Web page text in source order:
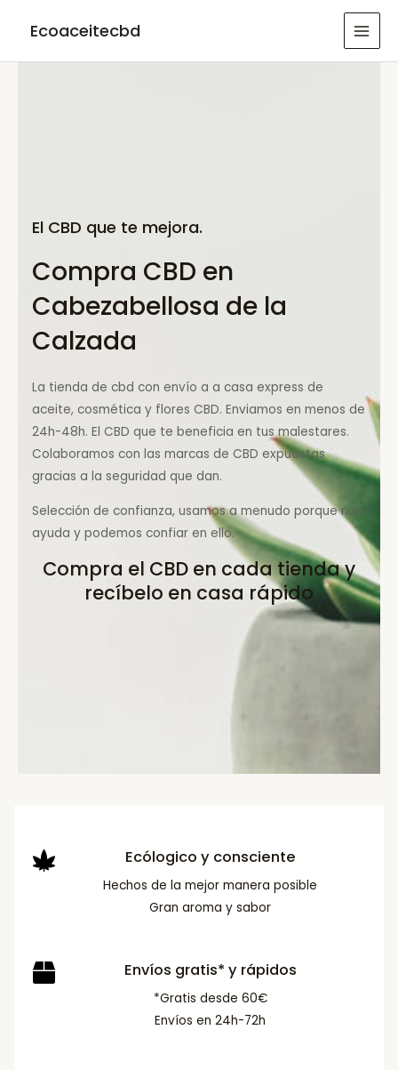
Ecoaceitecbd
El CBD que te mejora.
Compra CBD en
Cabezabellosa de la
Calzada
La tienda de cbd con envío a a casa express de
aceite, cosmética y flores CBD. Enviamos en menos de
24h-48h. El CBD que te beneficia en tus malestares.
Colaboramos con las marcas de CBD expuestas
gracias a la seguridad que dan.
Selección de confianza, usamos a menudo porque nos
ayuda y podemos confiar en ello.
Compra el CBD en cada tienda y
recíbelo en casa rápido
Ecólogico y consciente
Hechos de la mejor manera posible
Gran aroma y sabor
Envíos gratis* y rápidos
*Gratis desde 60€
Envíos en 24h-72h